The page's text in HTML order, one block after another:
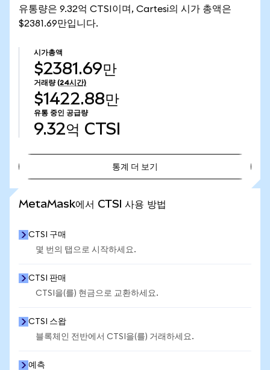
유통량은 9.32억 CTSI이며, Cartesi의 시가 총액은
$2381.69만입니다.
시가총액
$2381.69만
거래량 (24시간)
$1422.88만
유통 중인 공급량
9.32억 CTSI
통계 더 보기
MetaMask에서 CTSI 사용 방법
CTSI 구매
몇 번의 탭으로 시작하세요.
CTSI 판매
CTSI을(를) 현금으로 교환하세요.
CTSI 스왑
블록체인 전반에서 CTSI을(를) 거래하세요.
예측